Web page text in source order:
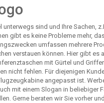
sind und Ihre Sachen,
gibt es keine Probleme mehr,
umfassen mehrere
verstauen können. Hier gibt es
mit Gürtel und
nicht fehlen. Für diejenigen
angepasst ist.
mit einem Slogan in beliebiger
Gerne beraten wir Sie vorher